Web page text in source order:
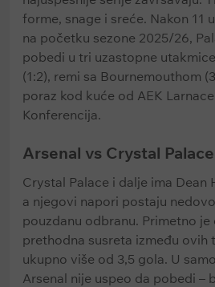
forme, snage i sreće. Nakon 11
na početku sezone 2025/26,
pobedi u tri uzastopne
(1:2), remi sa Bournemouthom
poraz kod kuće od AEK
Konferencija.
Arsenal vs Crystal
Crystal Palace i dalje ima Dean
a njegovi napori postaju
pouzdanu odbranu. Primetno je
prethodna susreta između ovih
ukupno više od 3,5 gola. U
Arsenal nije uspeo da pobedi –